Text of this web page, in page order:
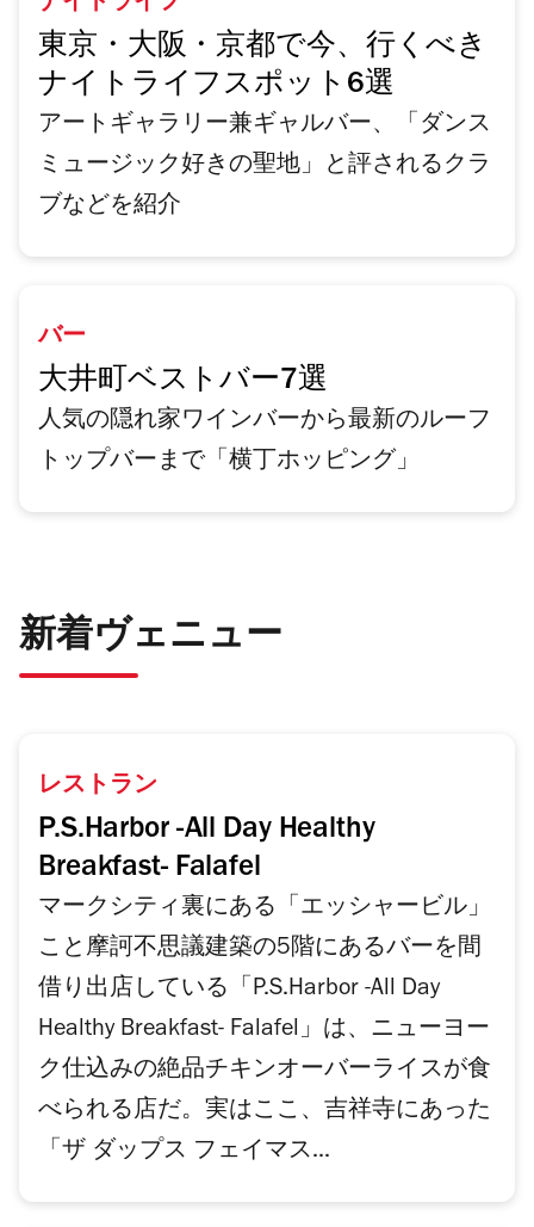
ナイトライフ
東京・大阪・京都で今、行くべき
ナイトライフスポット6選
アートギャラリー兼ギャルバー、「ダンス
ミュージック好きの聖地」と評されるクラ
ブなどを紹介
バー
大井町ベストバー7選
人気の隠れ家ワインバーから最新のルーフ
トップバーまで「横丁ホッピング」
新着ヴェニュー
レストラン
P.S.Harbor -All Day Healthy
Breakfast- Falafel
マークシティ裏にある「エッシャービル」
こと摩訶不思議建築の5階にあるバーを間
借り出店している「P.S.Harbor -All Day
Healthy Breakfast- Falafel」は、ニューヨー
ク仕込みの絶品チキンオーバーライスが食
べられる店だ。実はここ、吉祥寺にあった
「ザ ダップス フェイマス...